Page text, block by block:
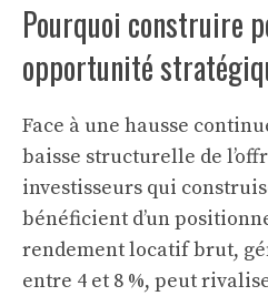
Pourquoi construire
opportunité
Face à une hausse
baisse structurelle de
investisseurs qui
bénéficient d’un
rendement locatif brut,
entre 4 et 8 %, peut